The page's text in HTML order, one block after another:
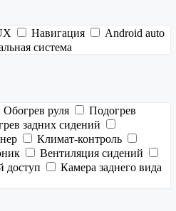
Навигация
Android auto
система
Обогрев руля
Подогрев
задних сидений
Климат-контроль
Вентиляция сидений
доступ
Камера заднего вида